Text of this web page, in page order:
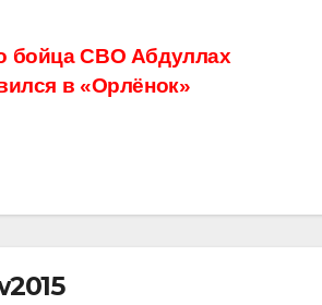
бойца СВО Абдуллах
в «Орлёнок»